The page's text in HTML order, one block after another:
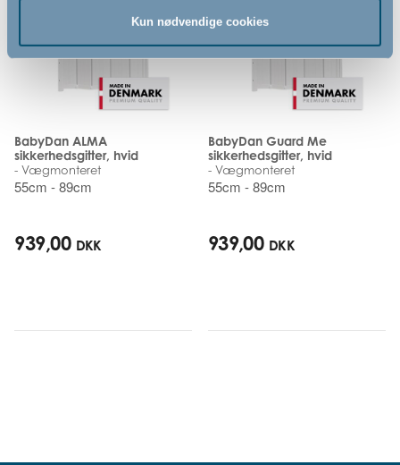
Kun nødvendige cookies
BabyDan ALMA
sikkerhedsgitter, hvid
- Vægmonteret
55cm - 89cm
939,00 DKK
BabyDan Guard Me
sikkerhedsgitter, hvid
- Vægmonteret
55cm - 89cm
939,00 DKK